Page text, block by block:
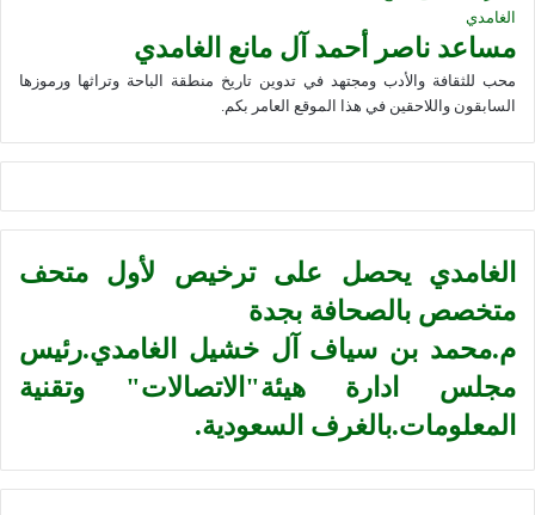
مساعد ناصر أحمد آل مانع الغامدي
محب للثقافة والأدب ومجتهد في تدوين تاريخ منطقة الباحة وتراثها ورموزها
السابقون واللاحقين في هذا الموقع العامر بكم.
الغامدي يحصل على ترخيص لأول متحف
متخصص بالصحافة بجدة
م.محمد بن سياف آل خشيل الغامدي.رئيس
مجلس ادارة هيئة"الاتصالات" وتقنية
المعلومات.بالغرف السعودية.